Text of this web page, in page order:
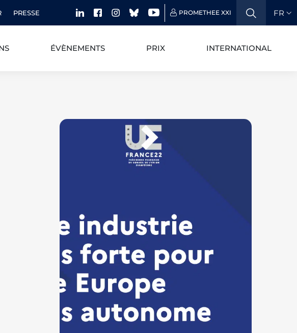
PRESSE PROMETHEE XXI FR
ÉVÈNEMENTS PRIX INTERNATIONAL